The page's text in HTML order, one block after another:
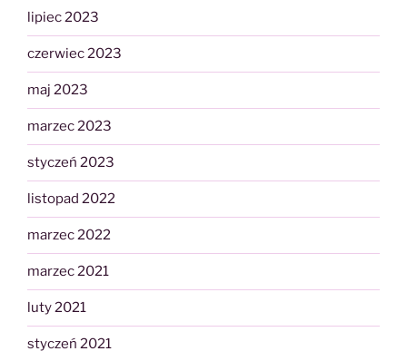
lipiec 2023
czerwiec 2023
maj 2023
marzec 2023
styczeń 2023
listopad 2022
marzec 2022
marzec 2021
luty 2021
styczeń 2021